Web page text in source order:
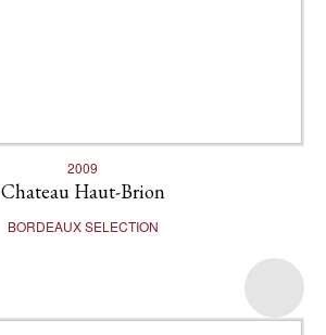
2009
Chateau Haut-Brion
BORDEAUX SELECTION